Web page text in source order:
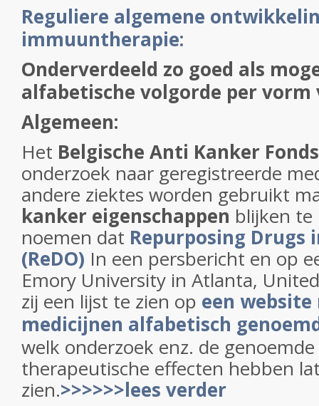
Reguliere algemene
immuuntherapie:
Onderverdeeld zo goed als
alfabetische volgorde per vorm
Algemeen:
Het Belgische Anti Kanker Fonds
onderzoek naar geregistreerde
andere ziektes worden gebruikt
kanker eigenschappen blijken te
noemen dat Repurposing Drugs
(ReDO) In een persbericht en op
Emory University in Atlanta,
zij een lijst te zien op een website
medicijnen alfabetisch
welk onderzoek enz. de
therapeutische effecten hebben
zien.>>>>>>lees verder